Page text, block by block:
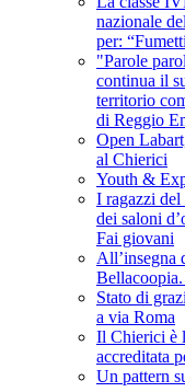
nazionale
per:
"Parole
continua il
territorio
di Reggio
Open
al Chierici
Youth &
I ragazzi
dei saloni
Fai giovani
All’insegna
Stato di
a via Roma
Il Chierici è
accreditata
Un pattern